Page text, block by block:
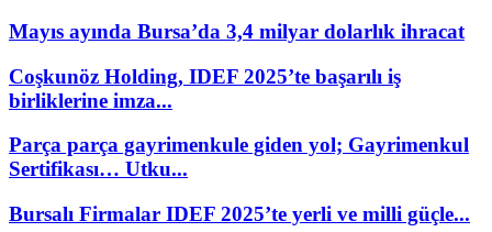
Mayıs ayında Bursa’da 3,4 milyar dolarlık ihracat
Coşkunöz Holding, IDEF 2025’te başarılı iş
birliklerine imza...
Parça parça gayrimenkule giden yol; Gayrimenkul
Sertifikası… Utku...
Bursalı Firmalar IDEF 2025’te yerli ve milli güçle...